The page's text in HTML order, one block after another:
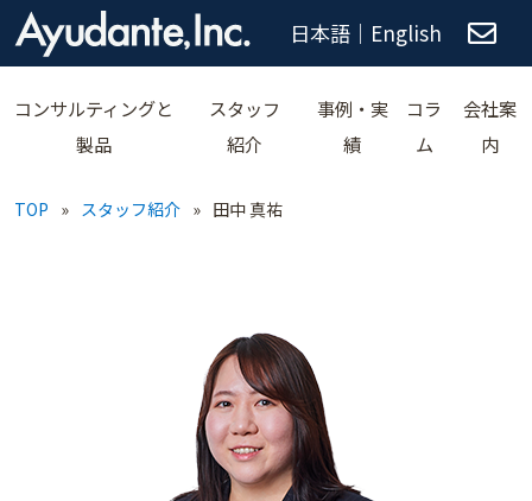
日本語 ｜ English
コンサルティングと
製品
スタッフ
紹介
事例・実
績
コラ
ム
会社案
内
TOP » スタッフ紹介 » 田中 真祐